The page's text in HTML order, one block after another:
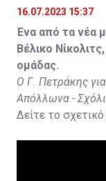
16.07.2023 15:37
Ένα από τα νέα
Βέλικο
ομάδας.
Ο Γ. Πετράκης
Απόλλωνα -
Δείτε το σχετικό